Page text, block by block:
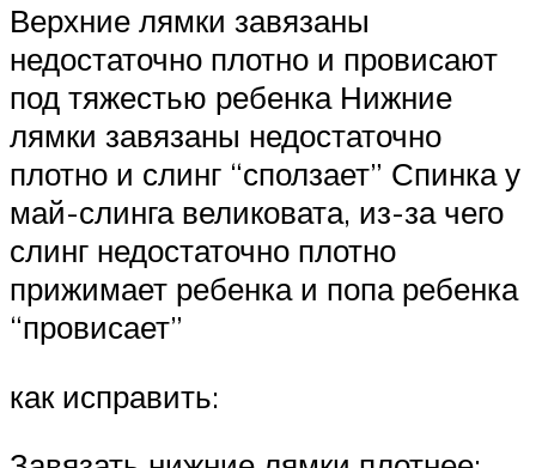
Верхние лямки завязаны
недостаточно плотно и провисают
под тяжестью ребенка Нижние
лямки завязаны недостаточно
плотно и слинг “сползает” Спинка у
май-слинга великовата, из-за чего
слинг недостаточно плотно
прижимает ребенка и попа ребенка
“провисает”
как исправить: